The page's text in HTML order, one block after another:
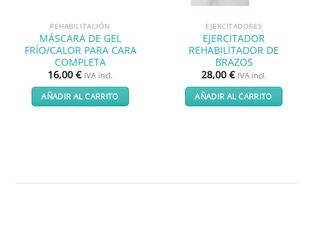
REHABILITACIÓN
MÁSCARA DE GEL
FRÍO/CALOR PARA CARA
COMPLETA
16,00 € IVA incl.
AÑADIR AL CARRITO
EJERCITADORES
EJERCITADOR
REHABILITADOR DE
BRAZOS
28,00 € IVA incl.
AÑADIR AL CARRITO